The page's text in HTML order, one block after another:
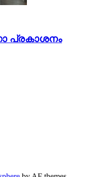
പ്രകാശനം